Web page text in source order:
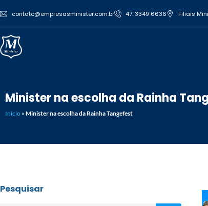
contato@empresasminister.com.br 47. 3349 6636 Filiais
Minister na escolha da Rainha
Início » Minister na escolha da Rainha Tangefest
Pesquisar